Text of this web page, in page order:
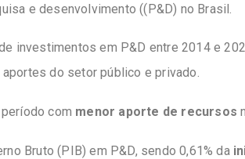
e desenvolvimento ((P&D) no Brasil.
investimentos em P&D entre 2014 e
do setor público e privado.
com menor aporte de recursos
Bruto (PIB) em P&D, sendo 0,61% da